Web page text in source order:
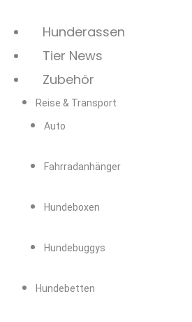
Hunderassen
Tier News
Zubehör
Reise & Transport
Auto
Fahrradanhänger
Hundeboxen
Hundebuggys
Hundebetten